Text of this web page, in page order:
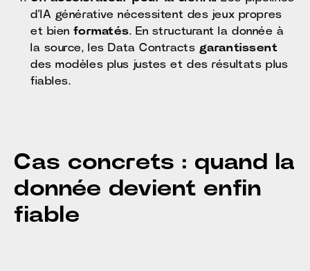
d’IA générative nécessitent des jeux propres
et bienformatés. En structurant la donnée à
la source, les Data Contracts garantissent
des modèles plus justes et des résultats plus
fiables.
Cas concrets : quand la
donnée devient enfin
fiable